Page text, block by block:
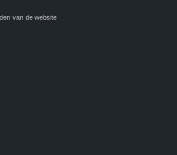
van de website